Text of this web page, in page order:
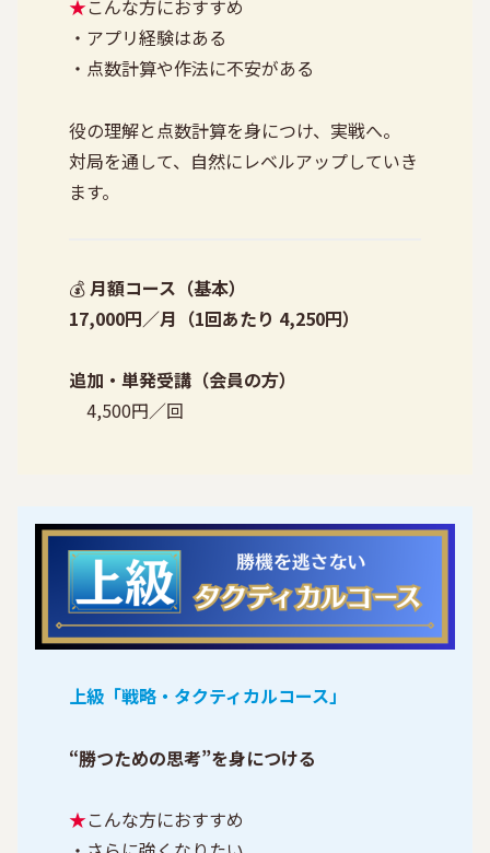
★こんな方におすすめ
・アプリ経験はある
・点数計算や作法に不安がある
役の理解と点数計算を身につけ、実戦へ。
対局を通して、自然にレベルアップしていき
ます。
💰 月額コース（基本）
17,000円／月（1回あたり 4,250円）
追加・単発受講（会員の方）
4,500円／回
上級「戦略・タクティカルコース」
“勝つための思考”を身につける
★こんな方におすすめ